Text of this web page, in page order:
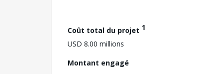
Coût total du projet 1
USD 8.00 millions
Montant engagé